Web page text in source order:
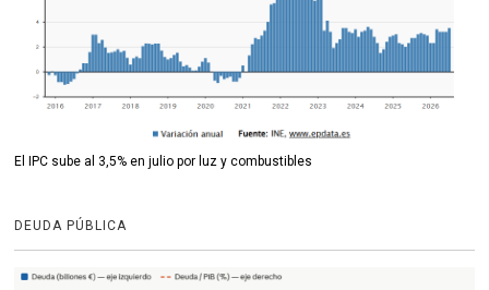
El IPC sube al 3,5% en julio por luz y combustibles
DEUDA PÚBLICA